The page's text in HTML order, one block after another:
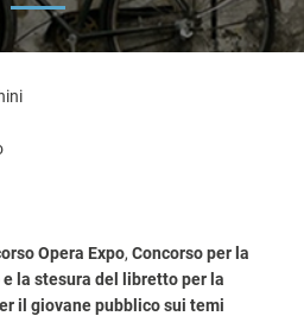
Opera Expo, Concorso per la
la stesura del libretto per la
il giovane pubblico sui temi